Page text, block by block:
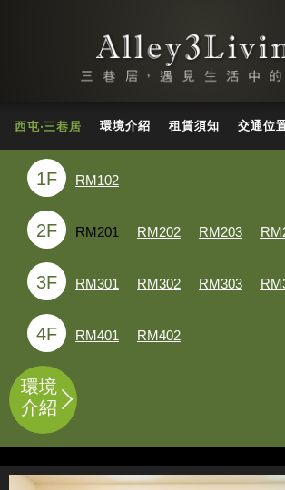
西屯‧三巷居 環境介紹 租賃須知 交通位
1F RM102
2F RM201 RM202 RM203
3F RM301 RM302 RM303
4F RM401 RM402
環境
介紹